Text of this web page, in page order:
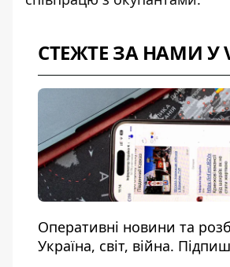
СТЕЖТЕ ЗА НАМИ У
Оперативні новини та
Україна, світ, війна.